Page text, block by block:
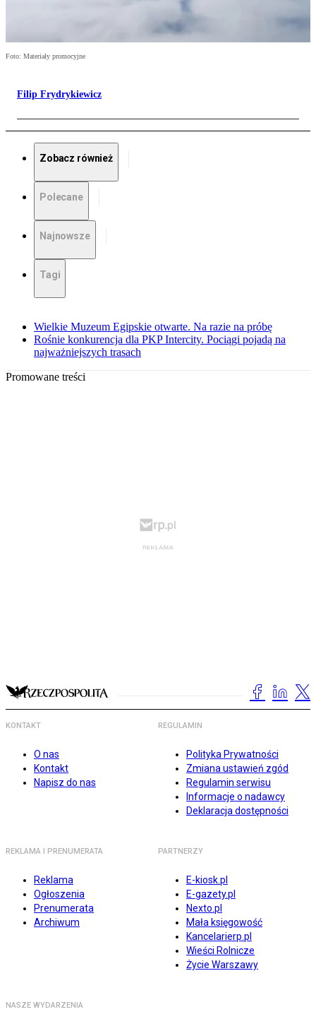
Foto: Materiały promocyjne
Filip Frydrykiewicz
Zobacz również
Polecane
Najnowsze
Tagi
Wielkie Muzeum Egipskie otwarte. Na razie na próbę
Rośnie konkurencja dla PKP Intercity. Pociągi pojadą na
najważniejszych trasach
Promowane treści
KONTAKT
O nas
Kontakt
Napisz do nas
REGULAMIN
Polityka Prywatności
Zmiana ustawień zgód
Regulamin serwisu
Informacje o nadawcy
Deklaracja dostępności
REKLAMA I PRENUMERATA
Reklama
Ogłoszenia
Prenumerata
Archiwum
PARTNERZY
E-kiosk.pl
E-gazety.pl
Nexto.pl
Mała księgowość
Kancelarierp.pl
Wieści Rolnicze
Życie Warszawy
NASZE WYDARZENIA